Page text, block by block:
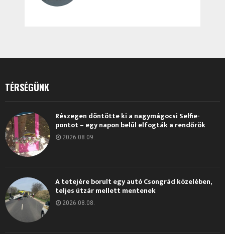
TÉRSÉGÜNK
Részegen döntötte ki a nagymágocsi Selfie-
pontot – egy napon belül elfogták a rendőrök
2026.08.09.
A tetejére borult egy autó Csongrád közelében,
teljes útzár mellett mentenek
2026.08.08.